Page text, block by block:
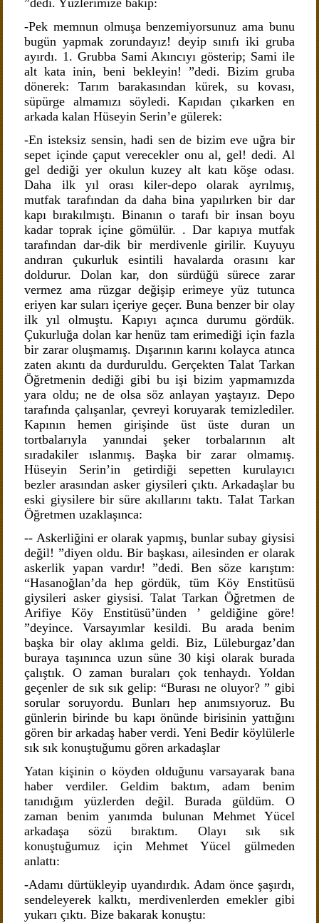
”dedi. Yüzlerimize bakıp:
-Pek memnun olmuşa benzemiyorsunuz ama bunu
bugün yapmak zorundayız! deyip sınıfı iki gruba
ayırdı. 1. Grubba Sami Akıncıyı gösterip; Sami ile
alt kata inin, beni bekleyin! ”dedi. Bizim gruba
dönerek: Tarım barakasından kürek, su kovası,
süpürge almamızı söyledi. Kapıdan çıkarken en
arkada kalan Hüseyin Serin’e gülerek:
-En isteksiz sensin, hadi sen de bizim eve uğra bir
sepet içinde çaput verecekler onu al, gel! dedi. Al
gel dediği yer okulun kuzey alt katı köşe odası.
Daha ilk yıl orası kiler-depo olarak ayrılmış,
mutfak tarafından da daha bina yapılırken bir dar
kapı bırakılmıştı. Binanın o tarafı bir insan boyu
kadar toprak içine gömülür. . Dar kapıya mutfak
tarafından dar-dik bir merdivenle girilir. Kuyuyu
andıran çukurluk esintili havalarda orasını kar
doldurur. Dolan kar, don sürdüğü sürece zarar
vermez ama rüzgar değişip erimeye yüz tutunca
eriyen kar suları içeriye geçer. Buna benzer bir olay
ilk yıl olmuştu. Kapıyı açınca durumu gördük.
Çukurluğa dolan kar henüz tam erimediği için fazla
bir zarar oluşmamış. Dışarının karını kolayca atınca
zaten akıntı da durduruldu. Gerçekten Talat Tarkan
Öğretmenin dediği gibi bu işi bizim yapmamızda
yara oldu; ne de olsa söz anlayan yaştayız. Depo
tarafında çalışanlar, çevreyi koruyarak temizlediler.
Kapının hemen girişinde üst üste duran un
tortbalarıyla yanındai şeker torbalarının alt
sıradakiler ıslanmış. Başka bir zarar olmamış.
Hüseyin Serin’in getirdiği sepetten kurulayıcı
bezler arasından asker giysileri çıktı. Arkadaşlar bu
eski giysilere bir süre akıllarını taktı. Talat Tarkan
Öğretmen uzaklaşınca:
-- Askerliğini er olarak yapmış, bunlar subay giysisi
değil! ”diyen oldu. Bir başkası, ailesinden er olarak
askerlik yapan vardır! ”dedi. Ben söze karıştım:
“Hasanoğlan’da hep gördük, tüm Köy Enstitüsü
giysileri asker giysisi. Talat Tarkan Öğretmen de
Arifiye Köy Enstitüsü’ünden ’ geldiğine göre!
”deyince. Varsayımlar kesildi. Bu arada benim
başka bir olay aklıma geldi. Biz, Lüleburgaz’dan
buraya taşınınca uzun süne 30 kişi olarak burada
çalıştık. O zaman buraları çok tenhaydı. Yoldan
geçenler de sık sık gelip: “Burası ne oluyor? ” gibi
sorular soruyordu. Bunları hep anımsıyoruz. Bu
günlerin birinde bu kapı önünde birisinin yattığını
gören bir arkadaş haber verdi. Yeni Bedir köylülerle
sık sık konuştuğumu gören arkadaşlar
Yatan kişinin o köyden olduğunu varsayarak bana
haber verdiler. Geldim baktım, adam benim
tanıdığım yüzlerden değil. Burada güldüm. O
zaman benim yanımda bulunan Mehmet Yücel
arkadaşa sözü bıraktım. Olayı sık sık
konuştuğumuz için Mehmet Yücel gülmeden
anlattı:
-Adamı dürtükleyip uyandırdık. Adam önce şaşırdı,
sendeleyerek kalktı, merdivenlerden emekler gibi
yukarı çıktı. Bize bakarak konuştu: